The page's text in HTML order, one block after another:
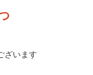
ざいます